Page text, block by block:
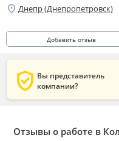
location_on Днепр (Днепропетровск)
Добавить отзыв
verified_user Вы представитель
компании?
Отзывы о работе в